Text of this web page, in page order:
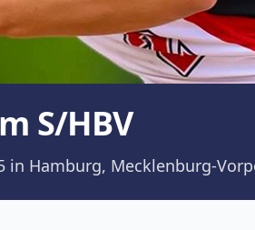
S/HBV
Hamburg, Mecklenburg-